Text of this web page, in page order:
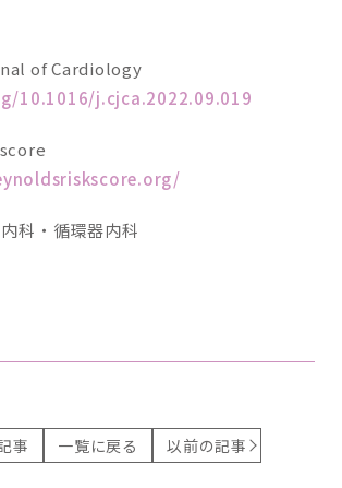
of Cardiology
10.1016/j.cjca.2022.09.019
科・循環器内科
事 一覧に戻る 以前の記事